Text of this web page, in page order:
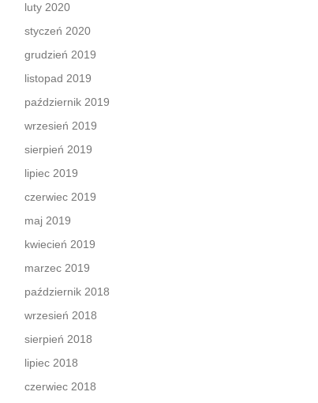
luty 2020
styczeń 2020
grudzień 2019
listopad 2019
październik 2019
wrzesień 2019
sierpień 2019
lipiec 2019
czerwiec 2019
maj 2019
kwiecień 2019
marzec 2019
październik 2018
wrzesień 2018
sierpień 2018
lipiec 2018
czerwiec 2018